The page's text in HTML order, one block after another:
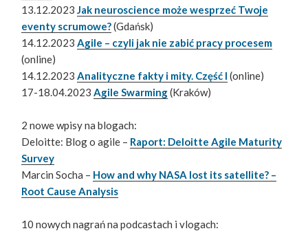
13.12.2023 Jak neuroscience może wesprzeć Twoje
eventy scrumowe?(Gdańsk)
14.12.2023 Agile – czyli jak nie zabić pracy procesem
(online)
14.12.2023 Analityczne fakty i mity. Część I (online)
17-18.04.2023 Agile Swarming(Kraków)
2 nowe wpisy na blogach:
Deloitte: Blog o agile – Raport: Deloitte Agile Maturity
Survey
Marcin Socha – How and why NASA lost its satellite? –
Root Cause Analysis
10 nowych nagrań na podcastach i vlogach: